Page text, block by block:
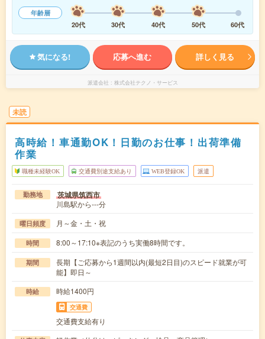
年齢層
20代
30代 40代 50代 60代
気になる! 応募へ進む 詳しく見る
派遣会社 株式会社テクノ・サービス
未読
高時給！車通勤OK！日勤のお仕事！出荷準備
作業
職種未経験OK 交通費別途支給あり WEB登録OK 派遣
勤務地 茨城県筑西市
川島駅から---分
曜日頻度 月～金・土・祝
時間 8:00～17:10※表記のうち実働8時間です。
期間
長期【ご応募から1週間以内(最短2日目)のスピード就業が可
能】即日～
時給 時給1400円
交通費
交通費支給有り